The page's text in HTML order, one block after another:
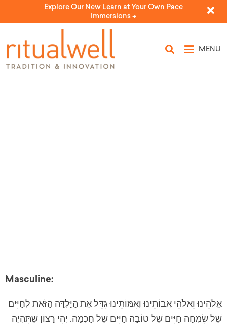
Explore Our New Learn at Your Own Pace
Immersions ->
MENU
Masculine:
אֱלֹהֵינוּ וֵאלֹהֵי אֲבוֹתֵינוּ וְאִמּוֹתֵינוּ גִּדֵּל אֶת הַיַּלְדָּה הַזֹּאת לְחַיִּים
שֶׁל שִׂמְחָה חַיִּים שֶׁל טוֹבָה חַיִּים שֶׁל חָכְמָה. יְהִי רָצוֹן שֶׁתִּהְיֶה